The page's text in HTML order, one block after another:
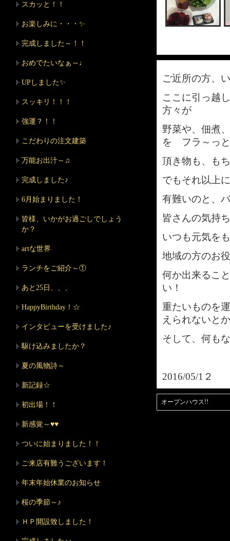
ご近所の方、
ここに引っ越
方々が
野菜や、佃煮
を フラ～っと
頂き物も、も
でもそれ以上
有難いのと、
皆さんの気持
いつも元気を
地域の方のお
何か出来るこ
い！
重たいものを
えられないと
そして、何も
2016/05/1２
オープンハウス!!
スカッと！！
お楽しみに・・・✨
完成しました～！！
おめでたいなぁ～♩
UPしました✨
スッキリ！！！
強運？！！
こだわりの注文建築
万能お出汁～♫
完成しました♪
6月始まりました！
皆様、いかがお過ごしでしょう
か？
artな世界
ランチをご紹介～①
あと25日、、、
HappyBirthday！☆
インタビューを受けました♪
駆け込みましたか？
夏の風物詩～
新記録☆
初出場！！
新感覚～♥♥
ついに始まりました！！
ご来店有難うございます！
年末年始休業のお知らせ
桜の季節～♪
ＨＰ開設致しました！